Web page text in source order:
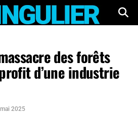
des forêts
d’une industrie
2025